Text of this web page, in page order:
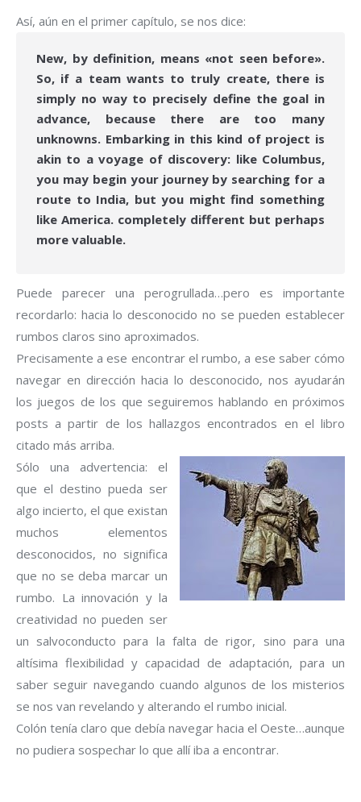
Así, aún en el primer capítulo, se nos dice:
New, by definition, means «not seen before».
So, if a team wants to truly create, there is
simply no way to precisely define the goal in
advance, because there are too many
unknowns. Embarking in this kind of project is
akin to a voyage of discovery: like Columbus,
you may begin your journey by searching for a
route to India, but you might find something
like America. completely different but perhaps
more valuable.
Puede parecer una perogrullada…pero es importante
recordarlo: hacia lo desconocido no se pueden establecer
rumbos claros sino aproximados.
Precisamente a ese encontrar el rumbo, a ese saber cómo
navegar en dirección hacia lo desconocido, nos ayudarán
los juegos de los que seguiremos hablando en próximos
posts a partir de los hallazgos encontrados en el libro
citado más arriba.
Sólo una advertencia: el
que el destino pueda ser
algo incierto, el que existan
muchos elementos
desconocidos, no significa
que no se deba marcar un
rumbo. La innovación y la
creatividad no pueden ser
un salvoconducto para la falta de rigor, sino para una
altísima flexibilidad y capacidad de adaptación, para un
saber seguir navegando cuando algunos de los misterios
se nos van revelando y alterando el rumbo inicial.
Colón tenía claro que debía navegar hacia el Oeste…aunque
no pudiera sospechar lo que allí iba a encontrar.